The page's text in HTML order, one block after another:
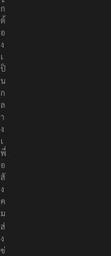
ก
ต้
อ
ง
เ
ป็
น
ก
ล
า
ง
เ
พื่
อ
สั
ง
ค
ม
ส่
ง
ข่